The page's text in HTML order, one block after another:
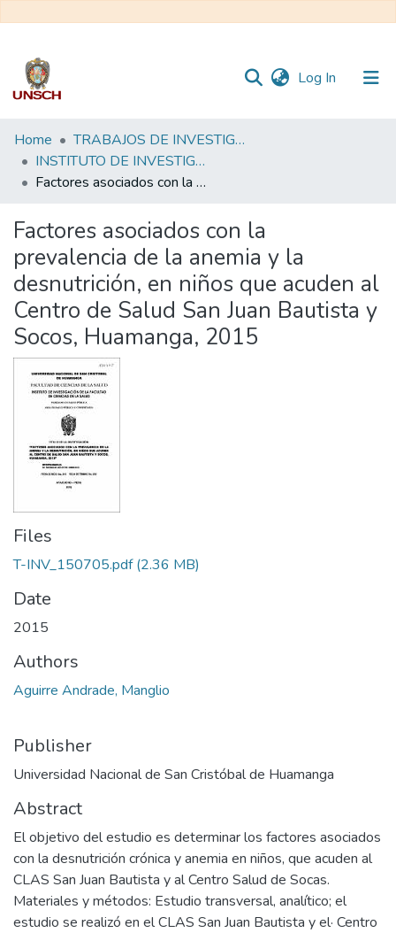
Log In (current)
Communities
&
Collections
Statistics
Home
TRABAJOS DE INVESTIGACIÓN
INSTITUTO DE INVESTIGACIÓN
Factores asociados con la prevalencia de la anemia y la desnutrición, en niños que acuden al Centro de Salud San Juan Bautista y Socos, Huamanga, 2015
Factores asociados con la
prevalencia de la anemia y la
desnutrición, en niños que acuden al
Centro de Salud San Juan Bautista y
Socos, Huamanga, 2015
Files
T-INV_150705.pdf(2.36 MB)
Date
2015
Authors
Aguirre Andrade, Manglio
Publisher
Universidad Nacional de San Cristóbal de Huamanga
Abstract
El objetivo del estudio es determinar los factores asociados
con la desnutrición crónica y anemia en niños, que acuden al
CLAS San Juan Bautista y al Centro Salud de Socas.
Materiales y métodos: Estudio transversal, analítico; el
estudio se realizó en el CLAS San Juan Bautista y el· Centro